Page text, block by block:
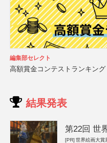
編集部セレクト
高額賞金コンテストランキング
結果発表
第22回 世
[PR] 世界絵画大賞